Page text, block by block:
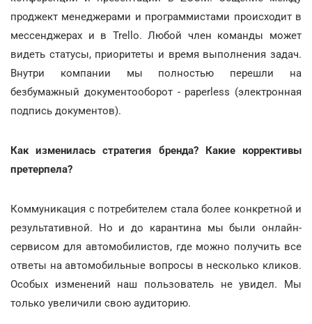
проджект менеджерами и программистами происходит в
мессенджерах и в Trello. Любой член команды может
видеть статусы, приоритеты и время выполнения задач.
Внутри компании мы полностью перешли на
безбумажный документооборот - paperless (электронная
подпись документов).
Как изменилась стратегия бренда? Какие коррективы
претерпела?
Коммуникация с потребителем стала более конкретной и
результативной. Но и до карантина мы были онлайн-
сервисом для автомобилистов, где можно получить все
ответы на автомобильные вопросы в несколько кликов.
Особых изменений наш пользователь не увидел. Мы
только увеличили свою аудиторию.